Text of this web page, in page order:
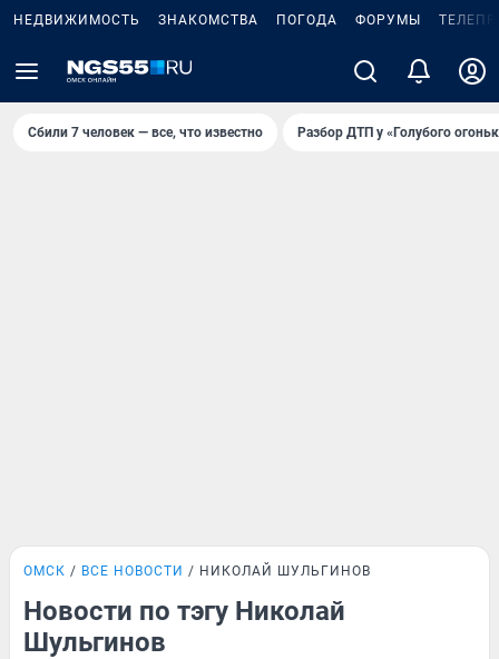
НЕДВИЖИМОСТЬ ЗНАКОМСТВА ПОГОДА ФОРУМЫ
Сбили 7 человек — все, что известно Разбор ДТП у «Голубого
ОМСК ВСЕ НОВОСТИ НИКОЛАЙ ШУЛЬГИНОВ
Новости по тэгу Николай
Шульгинов